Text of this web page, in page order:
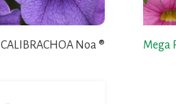
CALIBRACHOA Noa ® Mega